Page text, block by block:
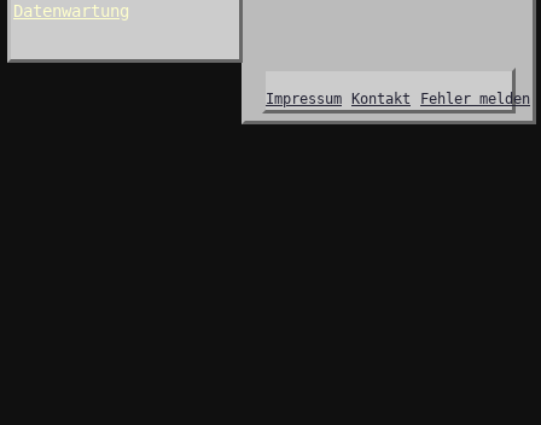
Datenwartung
Impressum Kontakt Fehler melden